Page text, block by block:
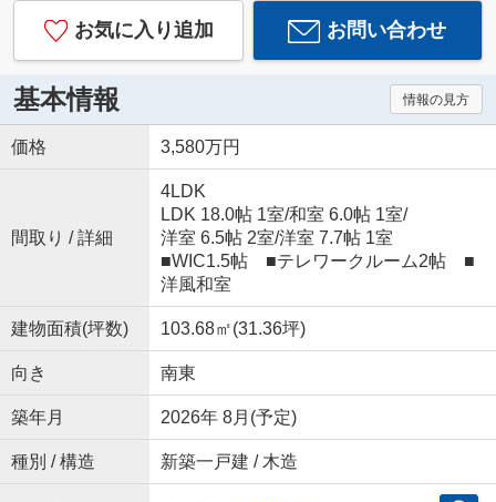
お気に入り追加 お問い合わせ
基本情報 情報の見方
価格 3,580万円
間取り / 詳細
4LDK
LDK 18.0帖 1室/和室 6.0帖 1室/
洋室 6.5帖 2室/洋室 7.7帖 1室
■WIC1.5帖 ■テレワークルーム2帖 ■
洋風和室
建物面積(坪数) 103.68㎡(31.36坪)
向き 南東
築年月 2026年 8月(予定)
種別 / 構造 新築一戸建 / 木造